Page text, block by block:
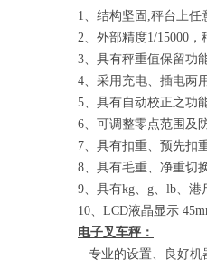
1、结构坚固 ,秤台上任
2、外部精度1/15000
3、具有秤重值保留功
4、采用充电、插电两
5、具有自动校正之功
6、可调整零点范围及
7、具有扣重、预先扣
8、具有毛重、净重切
9、具有kg、 g、 lb、港
10、 LCD液晶显示
电子叉车秤：
专业的设置、良好机